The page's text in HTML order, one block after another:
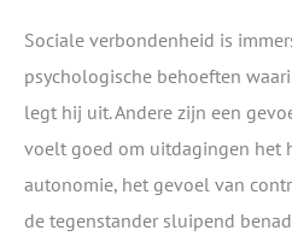
Sociale verbondenheid is
psychologische behoeften
legt hij uit. Andere zijn een
voelt goed om uitdagingen het
autonomie, het gevoel van
de tegenstander sluipend